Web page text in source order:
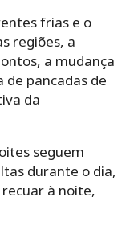
frias e o
regiões, a
a mudança
pancadas de
da
seguem
durante o dia,
à noite,